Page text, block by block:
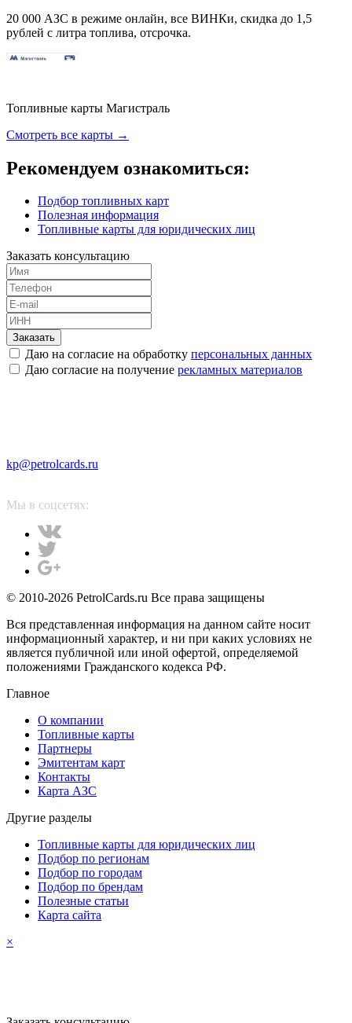
20 000 АЗС в режиме онлайн, все ВИНКи, скидка до 1,5
рублей с литра топлива, отсрочка.
Топливные карты Магистраль
Смотреть все карты →
Рекомендуем ознакомиться:
Подбор топливных карт
Полезная информация
Топливные карты для юридических лиц
Заказать консультацию
Заказать
Даю на согласие на обработку персональных данных
Даю согласие на получение рекламных материалов
kp@petrolcards.ru
Мы в соцсетях:
© 2010-2026 PetrolCards.ru Все права защищены
Вся представленная информация на данном сайте носит
информационный характер, и ни при каких условиях не
является публичной или иной офертой, определяемой
положениями Гражданского кодекса РФ.
Главное
О компании
Топливные карты
Партнеры
Эмитентам карт
Контакты
Карта АЗС
Другие разделы
Топливные карты для юридических лиц
Подбор по регионам
Подбор по городам
Подбор по брендам
Полезные статьи
Карта сайта
×